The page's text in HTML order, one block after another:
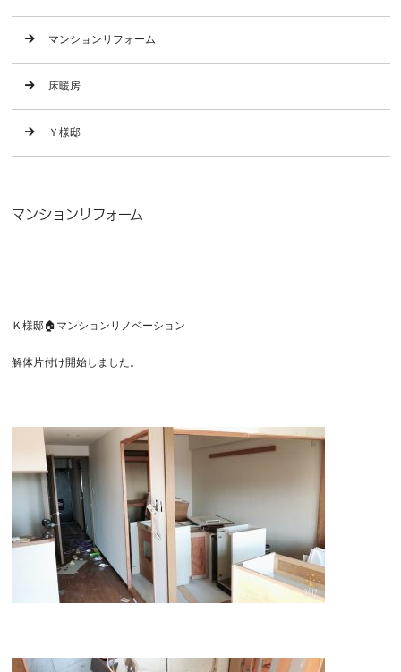
マンションリフォーム
Ｋ様邸🏠マンションリノベーション
解体片付け開始しました。
マンションリフォーム
床暖房
Ｙ様邸